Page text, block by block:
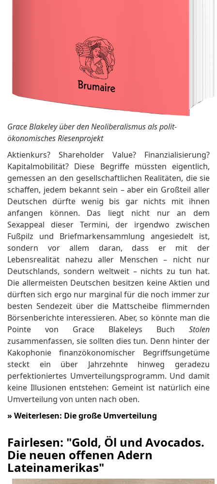
Grace Blakeley über den Neoliberalismus als polit-
ökonomisches Riesenprojekt
Aktienkurs? Shareholder Value? Finanzialisierung?
Kapitalmobilität? Diese Begriffe müssten eigentlich,
gemessen an den gesellschaftlichen Realitäten, die sie
schaffen, jedem bekannt sein – aber ein Großteil aller
Deutschen dürfte wenig bis gar nichts mit ihnen
anfangen können. Das liegt nicht nur an dem
Sexappeal dieser Termini, der irgendwo zwischen
Fußpilz und Briefmarkensammlung angesiedelt ist,
sondern vor allem daran, dass er mit der
Lebensrealität nahezu aller Menschen – nicht nur
Deutschlands, sondern weltweit – nichts zu tun hat.
Die allermeisten Deutschen besitzen keine Aktien und
dürften sich ergo nur marginal für die noch immer zur
besten Sendezeit über die Mattscheibe flimmernden
Börsenberichte interessieren. Aber, so könnte man die
Pointe von Grace Blakeleys Buch Stolen
zusammenfassen, sie sollten dies tun. Denn hinter der
Kakophonie finanzökonomischer Begriffsungetüme
steckt ein über Jahrzehnte hinweg geradezu
perfektioniertes Umverteilungsprogramm. Und damit
keine Illusionen entstehen: Gemeint ist natürlich eine
Umverteilung von unten nach oben.
»Weiterlesen: Die große Umverteilung
Fairlesen: "Gold, Öl und Avocados.
Die neuen offenen Adern
Lateinamerikas"